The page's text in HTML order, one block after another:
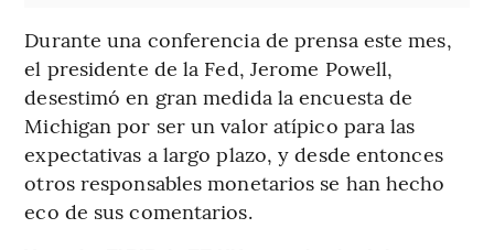
Durante una conferencia de prensa este mes,
el presidente de la Fed, Jerome Powell,
desestimó en gran medida la encuesta de
Michigan por ser un valor atípico para las
expectativas a largo plazo, y desde entonces
otros responsables monetarios se han hecho
eco de sus comentarios.